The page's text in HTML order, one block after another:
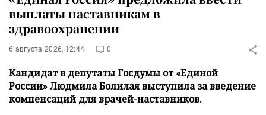
выплаты наставникам в
здравоохранении
6 августа 2026, 12:44 0
Кандидат в депутаты Госдумы от «Единой
России» Людмила Болилая выступила за введение
компенсаций для врачей-наставников.